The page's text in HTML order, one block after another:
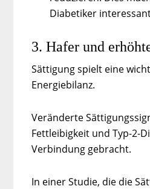
Diabetiker
3. Hafer und
Sättigung spielt eine
Energiebilanz.
Veränderte
Fettleibigkeit und Typ-2-
Verbindung gebracht.
In einer Studie, die die